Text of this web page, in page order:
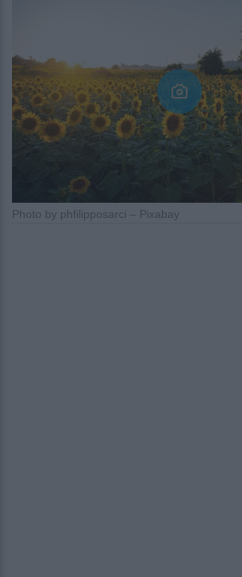
Photo by phfilipposarci – Pixabay